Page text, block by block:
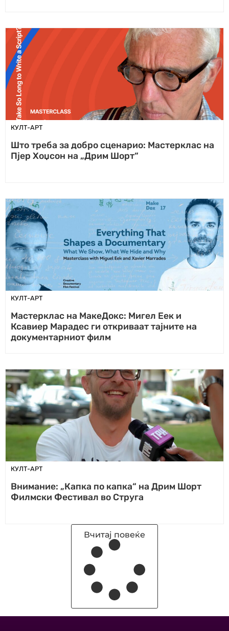
КУЛТ-АРТ
Што треба за добро сценарио: Мастерклас на
Пјер Хоџсон на „Дрим Шорт“
КУЛТ-АРТ
Мастерклас на МакеДокс: Мигел Еек и
Ксавиер Марадес ги откриваат тајните на
документарниот филм
КУЛТ-АРТ
Внимание: „Капка по капка“ на Дрим Шорт
Филмски Фестивал во Струга
Вчитај повеќе